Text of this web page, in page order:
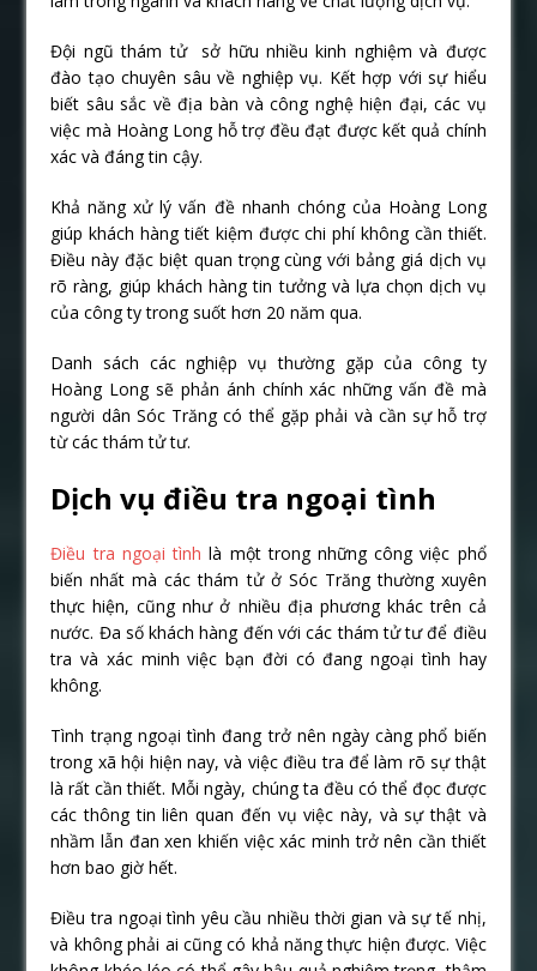
Đội ngũ thám tử sở hữu nhiều kinh nghiệm và được
đào tạo chuyên sâu về nghiệp vụ. Kết hợp với sự hiểu
biết sâu sắc về địa bàn và công nghệ hiện đại, các vụ
việc mà Hoàng Long hỗ trợ đều đạt được kết quả chính
xác và đáng tin cậy.
Khả năng xử lý vấn đề nhanh chóng của Hoàng Long
giúp khách hàng tiết kiệm được chi phí không cần thiết.
Điều này đặc biệt quan trọng cùng với bảng giá dịch vụ
rõ ràng, giúp khách hàng tin tưởng và lựa chọn dịch vụ
của công ty trong suốt hơn 20 năm qua.
Danh sách các nghiệp vụ thường gặp của công ty
Hoàng Long sẽ phản ánh chính xác những vấn đề mà
người dân Sóc Trăng có thể gặp phải và cần sự hỗ trợ
từ các thám tử tư.
Dịch vụ điều tra ngoại tình
Điều tra ngoại tìnhlà một trong những công việc phổ
biến nhất mà các thám tử ở Sóc Trăng thường xuyên
thực hiện, cũng như ở nhiều địa phương khác trên cả
nước. Đa số khách hàng đến với các thám tử tư để điều
tra và xác minh việc bạn đời có đang ngoại tình hay
không.
Tình trạng ngoại tình đang trở nên ngày càng phổ biến
trong xã hội hiện nay, và việc điều tra để làm rõ sự thật
là rất cần thiết. Mỗi ngày, chúng ta đều có thể đọc được
các thông tin liên quan đến vụ việc này, và sự thật và
nhầm lẫn đan xen khiến việc xác minh trở nên cần thiết
hơn bao giờ hết.
Điều tra ngoại tình yêu cầu nhiều thời gian và sự tế nhị,
và không phải ai cũng có khả năng thực hiện được. Việc